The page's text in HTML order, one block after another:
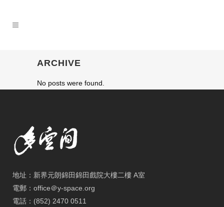
ARCHIVE
No posts were found.
地址：新界元朗錦田錦田戲院大樓二樓 A室
電郵：office＠y-space.org
電話：(852) 2470 0511